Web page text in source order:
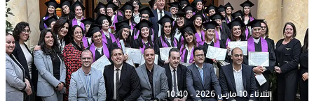
الثلاثاء 10 مارس 2026 - 10:40